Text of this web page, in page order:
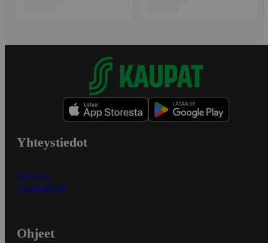
Yhteystiedot
Myymälät
Asiakaspalvelu
Ohjeet